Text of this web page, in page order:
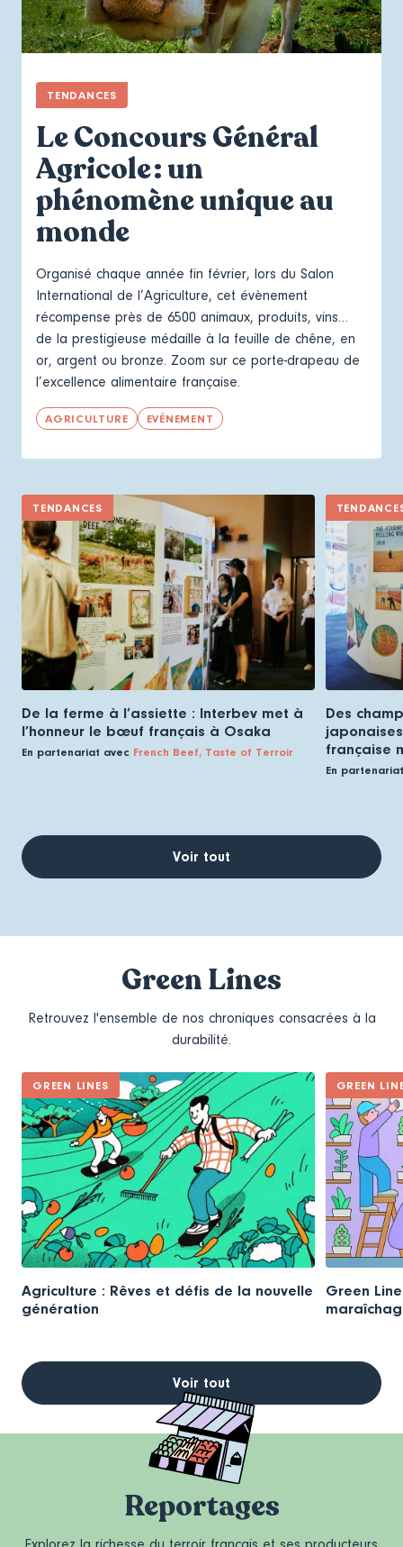
TENDANCES
Le Concours Général
Agricole : un
phénomène unique au
monde
Organisé chaque année fin février, lors du Salon
International de l’Agriculture, cet évènement
récompense près de 6500 animaux, produits, vins…
de la prestigieuse médaille à la feuille de chêne, en
or, argent ou bronze. Zoom sur ce porte-drapeau de
l’excellence alimentaire française.
AGRICULTURE EVÉNEMENT
TENDANCES
De la ferme à l’assiette : Interbev met à
l’honneur le bœuf français à Osaka
En partenariat avec French Beef, Taste of Terroir
Des
française
En
Voir tout
Green Lines
Retrouvez l'ensemble de nos chroniques consacrées à la
durabilité.
GREEN LINES
Agriculture : Rêves et défis de la nouvelle
génération
GREEN
Green
Voir tout
Reportages